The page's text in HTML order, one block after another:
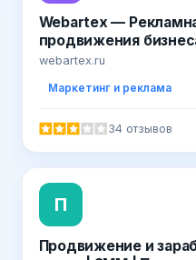
Webartex —
продвижения
webartex.ru
Маркетинг и реклама
34 отзывов
П
Продвижение и